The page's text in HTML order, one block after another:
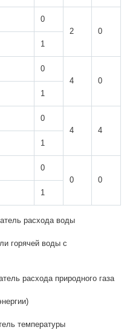
0
2
0
1
0
4
0
1
0
4
4
1
0
0
0
1
расхода воды
горячей воды с
расхода природного газа
температуры